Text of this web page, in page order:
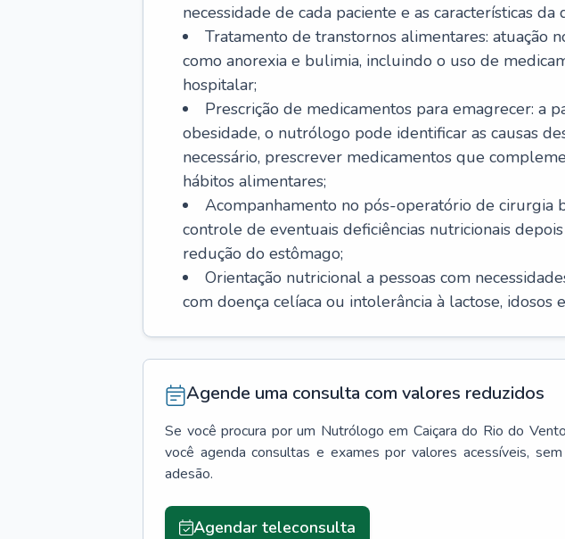
necessidade de cada paciente e as características da
Tratamento de transtornos alimentares: atuação
como anorexia e bulimia, incluindo o uso de
hospitalar;
Prescrição de medicamentos para emagrecer: a
obesidade, o nutrólogo pode identificar as causas
necessário, prescrever medicamentos que
hábitos alimentares;
Acompanhamento no pós-operatório de cirurgia
controle de eventuais deficiências nutricionais
redução do estômago;
Orientação nutricional a pessoas com
com doença celíaca ou intolerância à lactose, idosos
Agende uma consulta com valores reduzidos
Se você procura por um Nutrólogo em Caiçara do Rio do Vento
você agenda consultas e exames por valores acessíveis,
adesão.
Agendar teleconsulta